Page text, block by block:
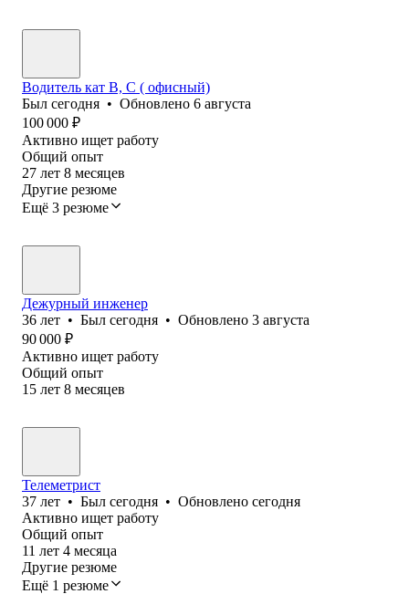
Водитель кат В, С ( офисный)
Был сегодня • Обновлено 6 августа
100 000 ₽
Активно ищет работу
Общий опыт
27 лет 8 месяцев
Другие резюме
Ещё 3 резюме
Дежурный инженер
36 лет • Был сегодня • Обновлено 3 августа
90 000 ₽
Активно ищет работу
Общий опыт
15 лет 8 месяцев
Телеметрист
37 лет • Был сегодня • Обновлено сегодня
Активно ищет работу
Общий опыт
11 лет 4 месяца
Другие резюме
Ещё 1 резюме